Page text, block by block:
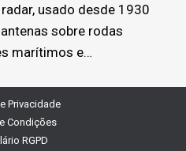
usado desde 1930
sobre rodas
marítimos e…
Privacidade
Condições
RGPD